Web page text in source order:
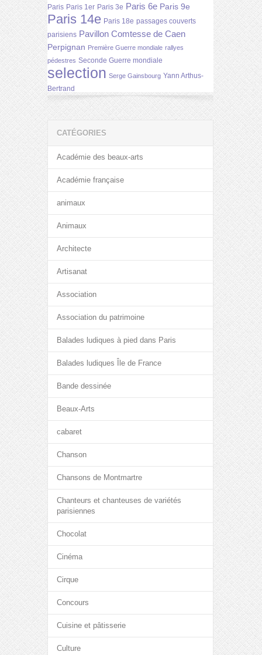
Paris Paris 1er Paris 3e Paris 6e Paris 9e
Paris 14e Paris 18e passages couverts
parisiens Pavillon Comtesse de Caen
Perpignan Première Guerre mondiale rallyes
pédestres Seconde Guerre mondiale
selection Serge Gainsbourg Yann Arthus-
Bertrand
CATÉGORIES
Académie des beaux-arts
Académie française
animaux
Animaux
Architecte
Artisanat
Association
Association du patrimoine
Balades ludiques à pied dans Paris
Balades ludiques Île de France
Bande dessinée
Beaux-Arts
cabaret
Chanson
Chansons de Montmartre
Chanteurs et chanteuses de variétés
parisiennes
Chocolat
Cinéma
Cirque
Concours
Cuisine et pâtisserie
Culture